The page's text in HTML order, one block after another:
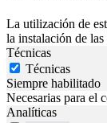
La utilización de
la instalación de
Técnicas
Técnicas
Siempre habilitado
Necesarias para el
Analíticas